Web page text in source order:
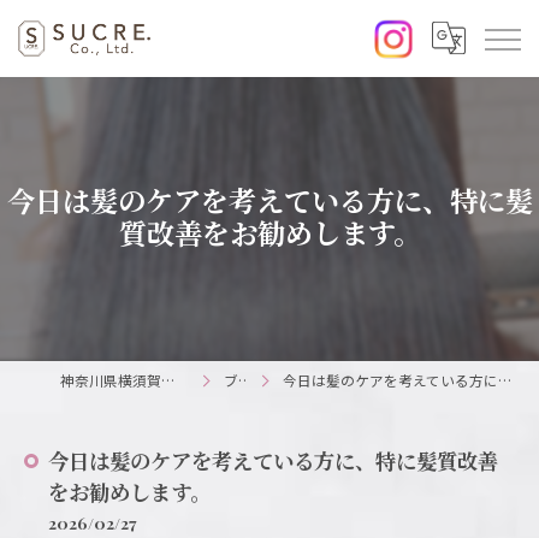
今日は髪のケアを考えている方に、特に髪
質改善をお勧めします。
神奈川県横須賀の美容室ならSUCRE. ブログ 今日は髪のケアを考えている方に、特に髪質改善をお勧めします。
今日は髪のケアを考えている方に、特に髪質改善
をお勧めします。
2026/02/27